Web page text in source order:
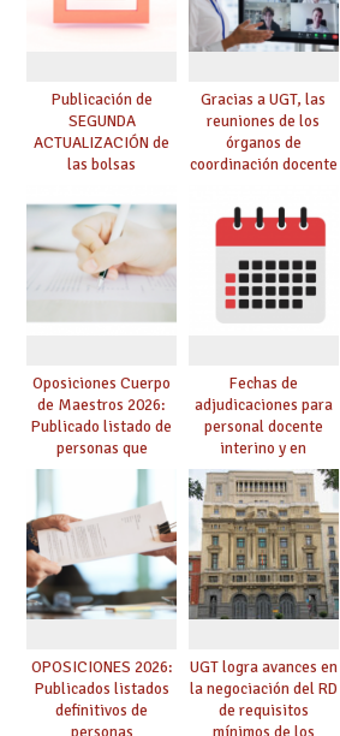
Publicación de
SEGUNDA
ACTUALIZACIÓN de
las bolsas
Cuerpo de Maestros
de especialidades
convocadas a
oposición
Gracias a UGT, las
reuniones de los
órganos de
coordinación docente
de manera
telemática, sin exigir
presencialidad en el
centro
Oposiciones Cuerpo
de Maestros 2026:
Publicado listado de
personas que
adquieren nueva
especialidad
Fechas de
adjudicaciones para
personal docente
interino y en
prácticas: todo lo que
debes saber
OPOSICIONES 2026:
Publicados listados
definitivos de
personas
UGT logra avances en
la negociación del RD
de requisitos
mínimos de los